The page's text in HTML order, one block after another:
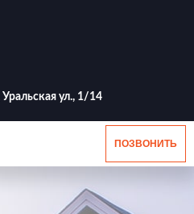
ул., 1/14
ПОЗВОНИТЬ